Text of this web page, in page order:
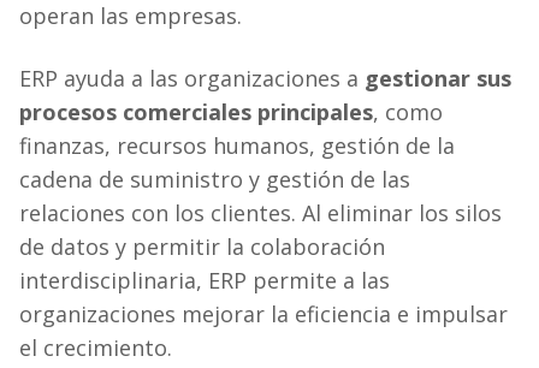
operan las empresas.
ERP ayuda a las organizaciones a gestionar sus
procesos comerciales principales, como
finanzas, recursos humanos, gestión de la
cadena de suministro y gestión de las
relaciones con los clientes. Al eliminar los silos
de datos y permitir la colaboración
interdisciplinaria, ERP permite a las
organizaciones mejorar la eficiencia e impulsar
el crecimiento.